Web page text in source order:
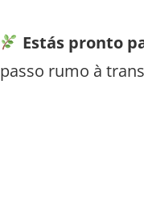
Estás pronto
passo rumo à